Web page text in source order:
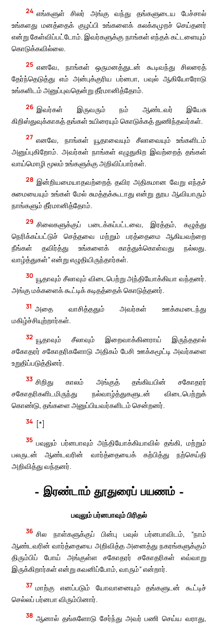
24 எங்களுள் சிலர் அங்கு வந்து தங்களுடைய பேச்சால்
உங்களது மனத்தைக் குழப்பி உங்களைக் கலக்கமுறச் செய்தனர்
என்று கேள்விப்பட்டோம். இவர்களுக்கு நாங்கள் எந்தக் கட்டளையும்
கொடுக்கவில்லை.
25 எனவே, நாங்கள் ஒருமனத்துடன் கூடிவந்து சிலரைத்
தேர்ந்தெடுத்து எம் அன்புக்குரிய பர்னபா, பவுல் ஆகியோரோடு
உங்களிடம் அனுப்புவதென்று தீர்மானித்தோம்.
26 இவர்கள் இருவரும் நம் ஆண்டவர் இயேசு
கிறிஸ்துவுக்காகத் தங்கள் உயிரையும் கொடுக்கத் துணிந்தவர்கள்.
27 எனவே, நாங்கள் யூதாவையும் சீலாவையும் உங்களிடம்
அனுப்புகிறோம். அவர்கள் நாங்கள் எழுதுகிற இவற்றைத் தங்கள்
வாய்மொழி மூலம் உங்களுக்கு அறிவிப்பார்கள்.
28 இன்றியமையாதவற்றைத் தவிர அதிகமான வேறு எந்தச்
சுமையையும் உங்கள் மேல் சுமத்தக்கூடாது என்று தூய ஆவியாரும்
நாங்களும் தீர்மானித்தோம்.
29 சிலைகளுக்குப் படைக்கப்பட்டவை, இரத்தம், கழுத்து
நெரிக்கப்பட்டுச் செத்தவை மற்றும் பரத்தைமை ஆகியவற்றை
நீங்கள் தவிர்த்து உங்களைக் காத்துக்கொள்வது நல்லது.
வாழ்த்துகள்” என்று எழுதியிருந்தார்கள்.
30 யூதாவும் சீலாவும் விடைபெற்று அந்தியோக்கியா வந்தனர்.
அங்கு மக்களைக் கூட்டிக் கடிதத்தைக் கொடுத்தனர்.
31 அதை வாசித்ததும் அவர்கள் ஊக்கமடைந்து
மகிழ்ச்சியுற்றார்கள்.
32 யூதாவும் சீலாவும் இறைவாக்கினராய் இருந்ததால்
சகோதரர் சகோதரிகளோடு அதிகம் பேசி ஊக்கமூட்டி அவர்களை
உறுதிப்படுத்தினர்.
33 சிறிது காலம் அங்குத் தங்கியபின் சகோதரர்
சகோதரிகளிடமிருந்து நல்வாழ்த்துகளுடன் விடைபெற்றுக்
கொண்டு, தங்களை அனுப்பியவர்களிடம் சென்றனர்.
34 [*]
35 பவுலும் பர்னபாவும் அந்தியோக்கியாவில் தங்கி, மற்றும்
பலருடன் ஆண்டவரின் வார்த்தையைக் கற்பித்து நற்செய்தி
அறிவித்து வந்தனர்.
– இரண்டாம் தூதுரைப் பயணம் –
பவுலும் பர்னபாவும் பிரிதல்
36 சில நாள்களுக்குப் பின்பு பவுல் பர்னபாவிடம், “நாம்
ஆண்டவரின் வார்த்தையை அறிவித்த அனைத்து நகரங்களுக்கும்
திரும்பிப் போய் அங்குள்ள சகோதரர் சகோதரிகள் எவ்வாறு
இருக்கிறார்கள் என்று கவனிப்போம், வாரும்” என்றார்.
37 மாற்கு எனப்படும் யோவானையும் தங்களுடன் கூட்டிச்
செல்லப் பர்னபா விரும்பினார்.
38 ஆனால் தங்களோடு சேர்ந்து அவர் பணி செய்ய வராது,